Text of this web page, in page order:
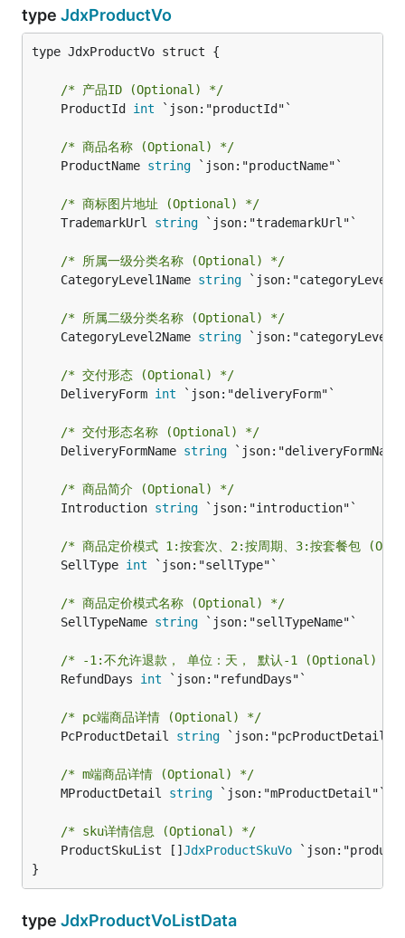
type JdxProductVo
type JdxProductVo struct {
/* 产品ID (Optional) */
	ProductId
int `json:"productId"`
/* 商品名称 (Optional) */
	ProductName
string `json:"productName"`
/* 商标图片地址 (Optional) */
	TrademarkUrl
string `json:"trademarkUrl"`
/* 所属一级分类名称 (Optional) */
	CategoryLevel1Name
string
/* 所属二级分类名称 (Optional) */
	CategoryLevel2Name
string
/* 交付形态 (Optional) */
	DeliveryForm
int `json:"deliveryForm"`
/* 交付形态名称 (Optional) */
	DeliveryFormName
string
/* 商品简介 (Optional) */
	Introduction
string `json:"introduction"`
/* 商品定价模式 1:按套次、2:按周期、3:按套餐包
	SellType
int `json:"sellType"`
/* 商品定价模式名称 (Optional) */
	SellTypeName
string `json:"sellTypeName"`
/* -1:不允许退款， 单位：天， 默认-1 (Optional) */
	RefundDays
int `json:"refundDays"`
/* pc端商品详情 (Optional) */
	PcProductDetail
string `json:"pcProductDetail"`
/* m端商品详情 (Optional) */
	MProductDetail
string `json:"mProductDetail"`
/* sku详情信息 (Optional) */
	ProductSkuList []
JdxProductSkuVo
}
type JdxProductVoListData